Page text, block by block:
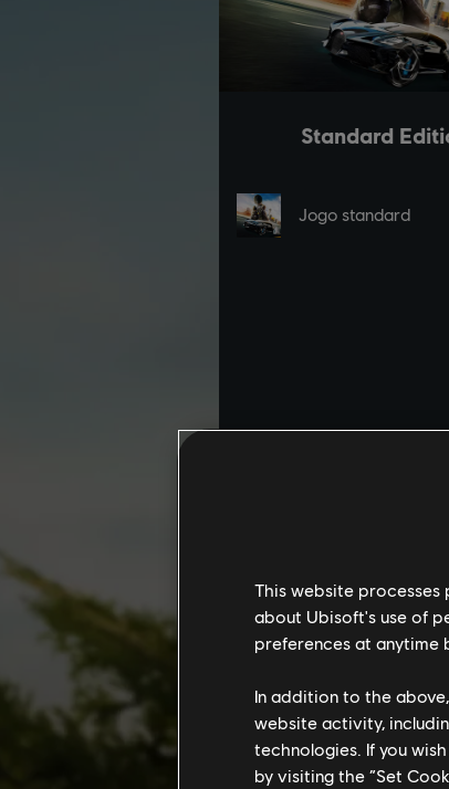
This website processes
about Ubisoft's use of
preferences at anytime
In addition to the
website activity,
technologies. If you
by visiting the “Set